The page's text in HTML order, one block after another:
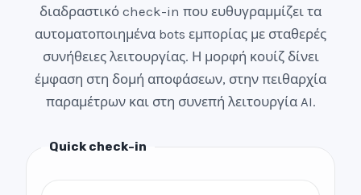
διαδραστικό check-in που ευθυγραμμίζει τα
αυτοματοποιημένα bots εμπορίας με σταθερές
συνήθειες λειτουργίας. Η μορφή κουίζ δίνει
έμφαση στη δομή αποφάσεων, στην πειθαρχία
παραμέτρων και στη συνεπή λειτουργία AI.
Quick check-in